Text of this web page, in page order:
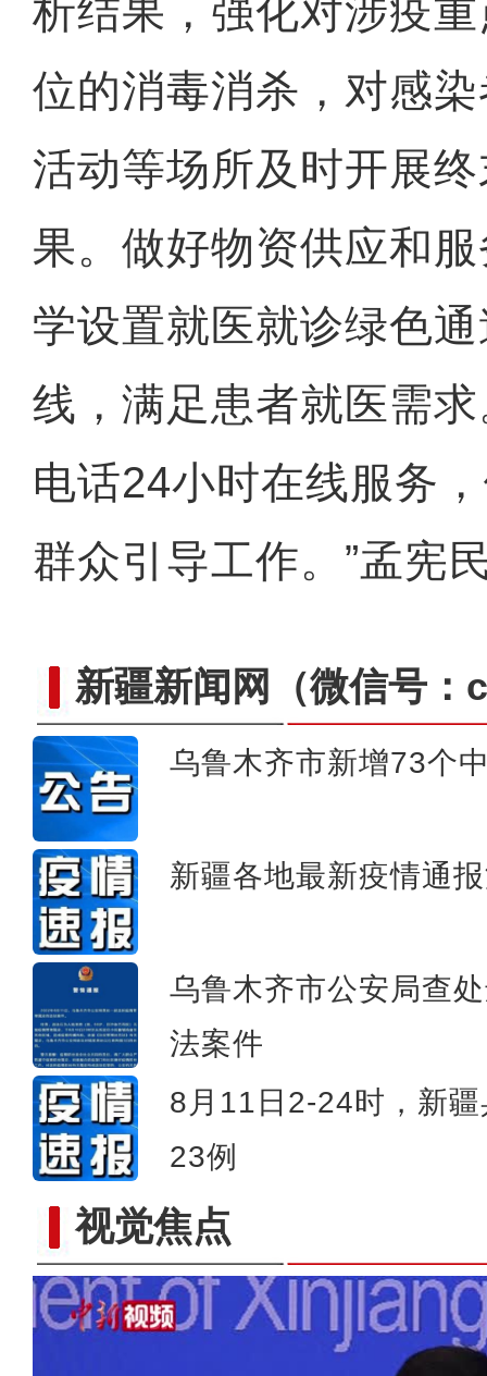
析结果，强化对涉疫
位的消毒消杀，对感
活动等场所及时开展
果。做好物资供应和
学设置就医就诊绿色
线，满足患者就医需
电话24小时在线服务
群众引导工作。”孟宪
新疆新闻网 （微信号
乌鲁木齐市新增73个
新疆各地最新疫情通
乌鲁木齐市公安局查
法案件
8月11日2-24时，新
23例
视觉焦点【百万庄小课堂】吃西梅真